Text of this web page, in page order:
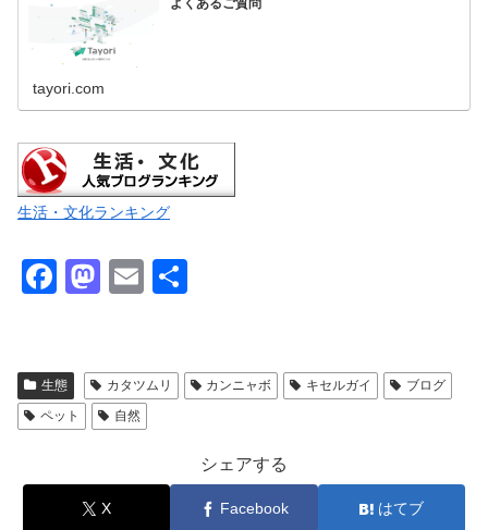
よくあるご質問
tayori.com
生活・文化ランキング
F
e
b
o
M
o
d
n
E
生態 カタツムリ カンニャボ キセルガイ
ブログ
ペット
自然
シェアする
X Facebook はてブ